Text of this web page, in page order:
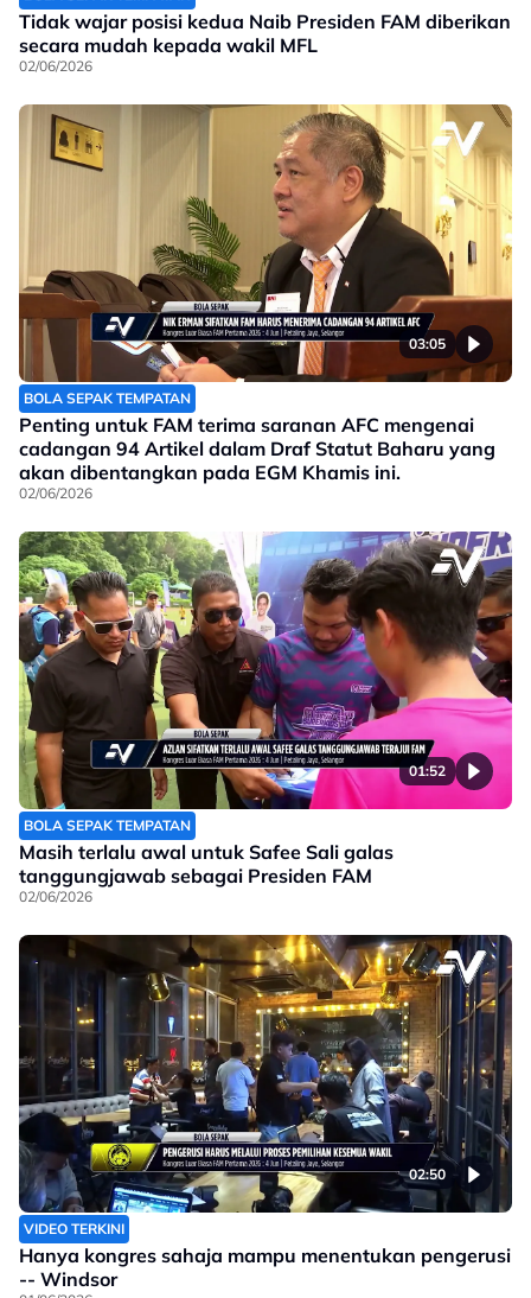
Tidak wajar posisi kedua Naib Presiden FAM diberikan
secara mudah kepada wakil MFL
02/06/2026
03:05
BOLA SEPAK TEMPATAN
Penting untuk FAM terima saranan AFC mengenai
cadangan 94 Artikel dalam Draf Statut Baharu yang
akan dibentangkan pada EGM Khamis ini.
02/06/2026
01:52
BOLA SEPAK TEMPATAN
Masih terlalu awal untuk Safee Sali galas
tanggungjawab sebagai Presiden FAM
02/06/2026
02:50
VIDEO TERKINI
Hanya kongres sahaja mampu menentukan pengerusi
-- Windsor